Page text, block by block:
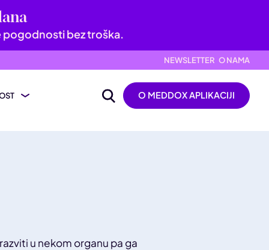
pogodnosti bez troška.
NEWSLETTER O NAMA
O MEDDOX APLIKACIJI
u nekom organu pa ga